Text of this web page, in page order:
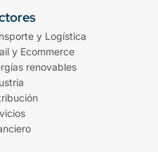
y Logística
y Ecommerce
renovables